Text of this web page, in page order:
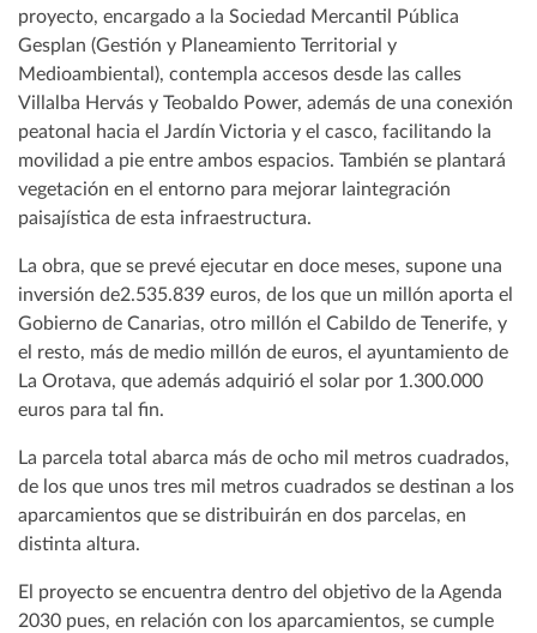
proyecto, encargado a la Sociedad Mercantil Pública
Gesplan (Gestión y Planeamiento Territorial y
Medioambiental), contempla accesos desde las calles
Villalba Hervás y Teobaldo Power, además de una conexión
peatonal hacia el Jardín Victoria y el casco, facilitando la
movilidad a pie entre ambos espacios. También se plantará
vegetación en el entorno para mejorar laintegración
paisajística de esta infraestructura.
La obra, que se prevé ejecutar en doce meses, supone una
inversión de2.535.839 euros, de los que un millón aporta el
Gobierno de Canarias, otro millón el Cabildo de Tenerife, y
el resto, más de medio millón de euros, el ayuntamiento de
La Orotava, que además adquirió el solar por 1.300.000
euros para tal fin.
La parcela total abarca más de ocho mil metros cuadrados,
de los que unos tres mil metros cuadrados se destinan a los
aparcamientos que se distribuirán en dos parcelas, en
distinta altura.
El proyecto se encuentra dentro del objetivo de la Agenda
2030 pues, en relación con los aparcamientos, se cumple